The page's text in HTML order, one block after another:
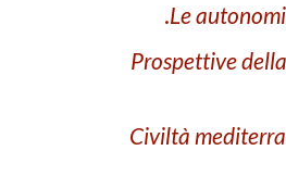
Le
Prospettive
Civiltà